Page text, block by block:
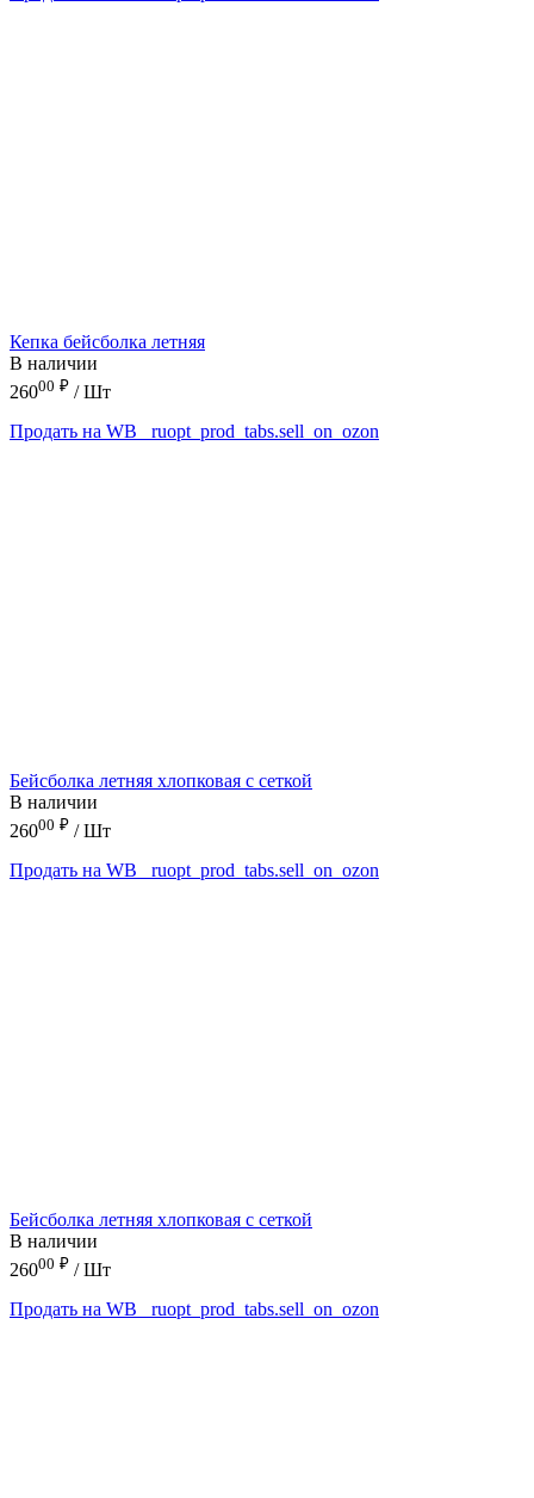
Кепка бейсболка летняя
В наличии
26000 ₽ / Шт
Продать на WB
_ruopt_prod_tabs.sell_on_ozon
Бейсболка летняя хлопковая с сеткой
В наличии
26000 ₽ / Шт
Продать на WB
_ruopt_prod_tabs.sell_on_ozon
Бейсболка летняя хлопковая с сеткой
В наличии
26000 ₽ / Шт
Продать на WB
_ruopt_prod_tabs.sell_on_ozon